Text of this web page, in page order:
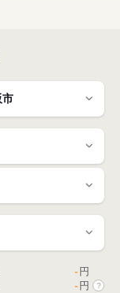
- 円
- 円 ?